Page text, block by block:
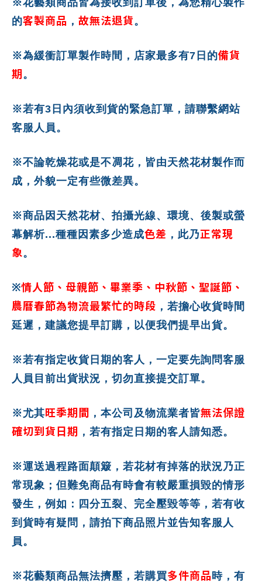
的客製商品 ， 故無法退貨 。
※為緩衝訂單製作時間，店家最多有7日的備貨
期 。
※若有3日內須收到貨的緊急訂單，請聯繫網站
客服人員。
※不論乾燥花或是不凋花，皆由天然花材製作而
成，外貌一定有些微差異。
※商品因天然花材、拍攝光線、環境、後製或螢
幕解析...種種因素多少造成色差 ，此乃正常現
象。
※情人節、母親節、畢業季、中秋節、聖誕節、
農曆春節為物流最繁忙的時段 ，若擔心收貨時間
延遲，建議您提早訂購，以便我們提早出貨。
※若有指定收貨日期的客人，一定要先詢問客服
人員目前出貨狀況，切勿直接提交訂單。
※尤其旺季期間 ，本公司及物流業者皆無法保證
確切到貨日期 ，若有指定日期的客人請知悉。
※運送過程路面顛簸，若花材有掉落的狀況乃正
常現象；但難免商品有時會有較嚴重損毀的情形
發生，例如：四分五裂、完全壓毀等等，若有收
到貨時有疑問，請拍下商品照片並告知客服人
員。
※花藝類商品無法擠壓，若購買多件商品 時，有